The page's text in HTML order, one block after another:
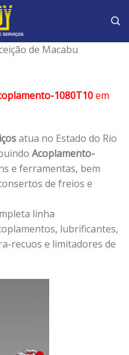
de Macabu
1080T10em
atua no Estado do Rio
Acoplamento-
e ferramentas, bem
de freios e
linha
lubrificantes,
recuos e limitadores de